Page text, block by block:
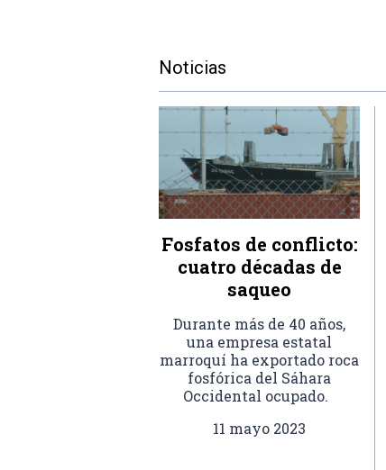
Noticias
Fosfatos de conflicto:
cuatro décadas de
saqueo
Durante más de 40 años,
una empresa estatal
marroquí ha exportado roca
fosfórica del Sáhara
Occidental ocupado.
11 mayo 2023